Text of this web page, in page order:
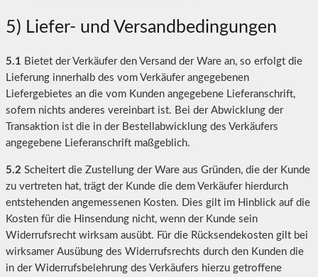
5) Liefer- und Versandbedingungen
5.1 Bietet der Verkäufer den Versand der Ware an, so erfolgt die
Lieferung innerhalb des vom Verkäufer angegebenen
Liefergebietes an die vom Kunden angegebene Lieferanschrift,
sofern nichts anderes vereinbart ist. Bei der Abwicklung der
Transaktion ist die in der Bestellabwicklung des Verkäufers
angegebene Lieferanschrift maßgeblich.
5.2 Scheitert die Zustellung der Ware aus Gründen, die der Kunde
zu vertreten hat, trägt der Kunde die dem Verkäufer hierdurch
entstehenden angemessenen Kosten. Dies gilt im Hinblick auf die
Kosten für die Hinsendung nicht, wenn der Kunde sein
Widerrufsrecht wirksam ausübt. Für die Rücksendekosten gilt bei
wirksamer Ausübung des Widerrufsrechts durch den Kunden die
in der Widerrufsbelehrung des Verkäufers hierzu getroffene